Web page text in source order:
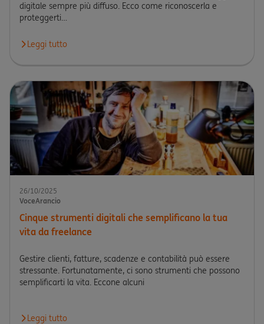
digitale sempre più diffuso. Ecco come riconoscerla e
proteggerti…
Leggi tutto
Leggi l'articolo “Non ti sento, chiamami su WhatsApp”: come
26/10/2025
VoceArancio
Cinque strumenti digitali che semplificano la tua
vita da freelance
Gestire clienti, fatture, scadenze e contabilità può essere
stressante. Fortunatamente, ci sono strumenti che possono
semplificarti la vita. Eccone alcuni
Leggi tutto
Leggi l'articolo Cinque strumenti digitali che semplificano la